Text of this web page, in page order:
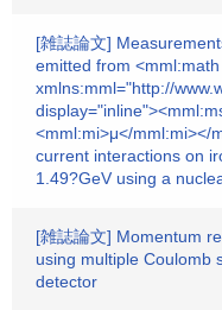
[雑誌論文]
emitted from <mml:math
xmlns:mml="http://
<mml:mi>μ</mml:mi></
current interactions on
1.49?GeV using a
[雑誌論文] Momentum
using multiple Coulomb
detector